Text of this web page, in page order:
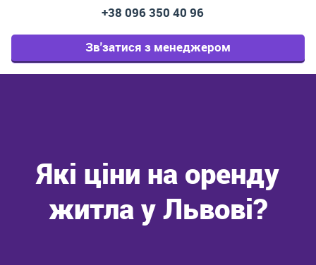
+38 096 350 40 96
Зв'затися з менеджером
Які ціни на оренду
житла у Львові?